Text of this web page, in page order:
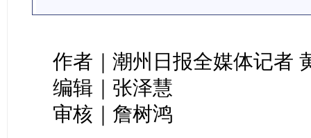
作者｜潮州日报全媒体记者
编辑｜张泽慧
审核｜詹树鸿